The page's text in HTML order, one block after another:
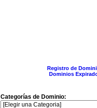
Registro de
Dominios
Categorías de Dominio: